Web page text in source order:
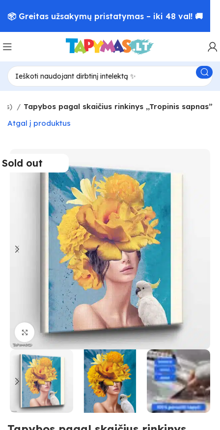
Tapybos pagal skaičius rinkinys ,,Tropinis sapnas”
Atgal į produktus
Sold out
Paspauskite, kad priartinti
📦 Greitas užsakymų pristatymas – iki 48 val! 🚚